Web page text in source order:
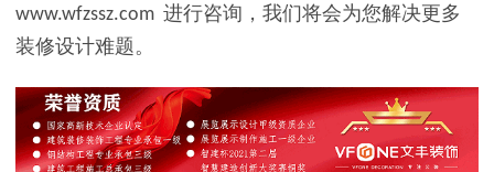
www.wfzssz.com 进行咨询，我们将会为您解决更多
装修设计难题。